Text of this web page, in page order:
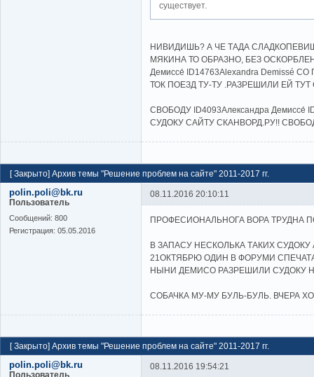
существует.
НИВИДИШЬ? А ЧЕ ТАДА
МЯКИНА ТО ОБРАЗНО, БЕЗ
Демиссе́ ID14763Alexandra Demissé
ТОК ПОЕЗД ТУ-ТУ .РАЗРЕШИЛИ ЕЙ
СВОБОДУ ID4093Александра Демиссе́
СУДОКУ САЙТУ СКАНВОРД.РУ!!
[Закрыто] Архив темы "Решение проблем на сайте" 2011-2017 гг.
polin.poli@bk.ru
Пользователь
Cообщений: 800
Регистрация: 05.05.2016
08.11.2016 20:10:11
ПРОФЕСИОНАЛЬНОГА ВОРА ТРУДНА
В ЗАПАСУ НЕСКОЛЬКА ТАКИХ
21ОКТЯБРЮ ОДИН В ФОРУМИ
НЫНИ ДЕМИСО РАЗРЕШИЛИ СУДОКУ
СОБАЧКА МУ-МУ БУЛЬ-БУЛЬ. ВЧЕРА
[Закрыто] Архив темы "Решение проблем на сайте" 2011-2017 гг.
polin.poli@bk.ru 08.11.2016 19:54:21